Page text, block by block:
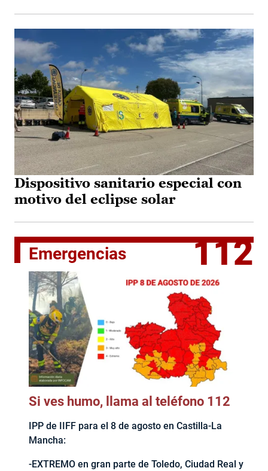
Dispositivo sanitario especial con
motivo del eclipse solar
Emergencias 112
Si ves humo, llama al teléfono 112
IPP de IIFF para el 8 de agosto en Castilla-La
Mancha:
-EXTREMO en gran parte de Toledo, Ciudad Real y